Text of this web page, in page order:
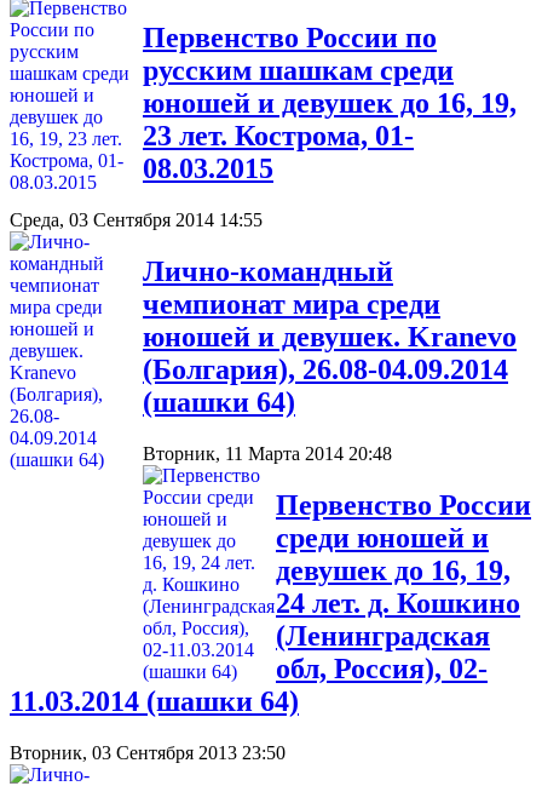
Первенство России по
русским шашкам среди
юношей и девушек до 16, 19,
23 лет. Кострома, 01-
08.03.2015
Среда, 03 Сентября 2014 14:55
Лично-командный
чемпионат мира среди
юношей и девушек. Kranevo
(Болгария), 26.08-04.09.2014
(шашки 64)
Вторник, 11 Марта 2014 20:48
Первенство России
среди юношей и
девушек до 16, 19,
24 лет. д. Кошкино
(Ленинградская
обл, Россия), 02-
11.03.2014 (шашки 64)
Вторник, 03 Сентября 2013 23:50